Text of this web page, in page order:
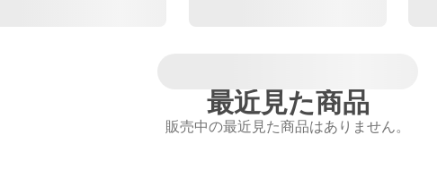
最近見た商品
販売中の最近見た商品はありません。